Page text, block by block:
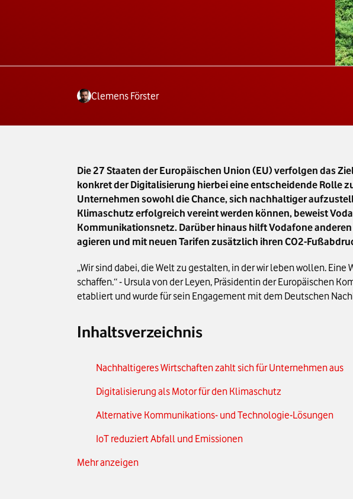
Clemens Förster
Die 27 Staaten der Europäischen Union (EU) verfolgen das
konkret der Digitalisierung hierbei eine entscheidende Rolle
Unternehmen sowohl die Chance, sich nachhaltiger
Klimaschutz erfolgreich vereint werden können, beweist
Kommunikationsnetz. Darüber hinaus hilft Vodafone
agieren und mit neuen Tarifen zusätzlich ihren CO2-
„Wir sind dabei, die Welt zu gestalten, in der wir leben wollen.
schaffen.“ - Ursula von der Leyen, Präsidentin der Europäischen
etabliert und wurde für sein Engagement mit dem Deutschen
Inhaltsverzeichnis
Nachhaltigeres Wirtschaften zahlt sich für Unternehmen aus
Digitalisierung als Motor für den Klimaschutz
Alternative Kommunikations- und Technologie-Lösungen
IoT reduziert Abfall und Emissionen
Cloud-Lösungen fördern Energieeinsparungen
Mehr anzeigen